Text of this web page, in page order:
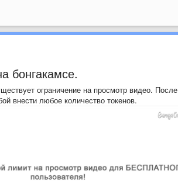
бонгакамсе.
ограничение на просмотр видео. После
внести любое количество токенов.